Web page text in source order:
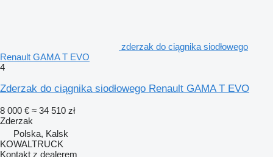
zderzak do ciągnika siodłowego
Renault GAMA T EVO
4
Zderzak do ciągnika siodłowego Renault GAMA T EVO
8 000 € ≈ 34 510 zł
Zderzak
Polska, Kalsk
KOWALTRUCK
Kontakt z dealerem